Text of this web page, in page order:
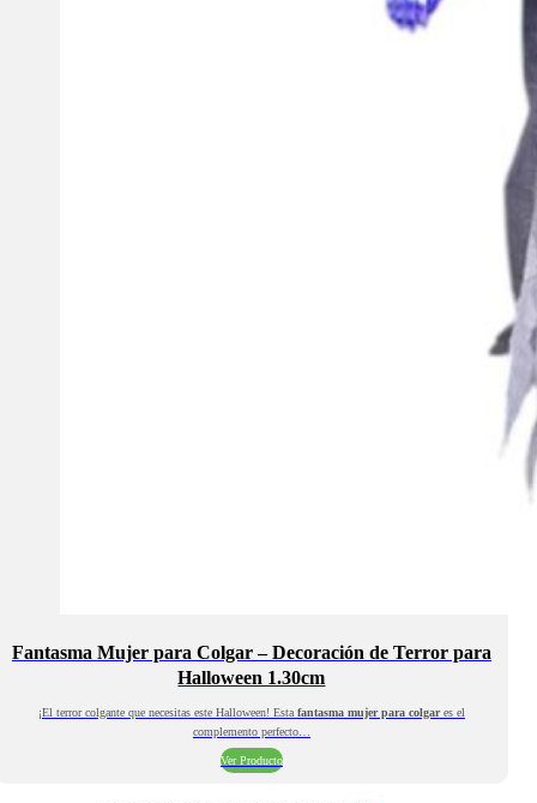
Fantasma Mujer para Colgar – Decoración de Terror para
Halloween 1.30cm
¡El terror colgante que necesitas este Halloween! Esta fantasma mujer para colgares el
complemento perfecto…
Ver Producto